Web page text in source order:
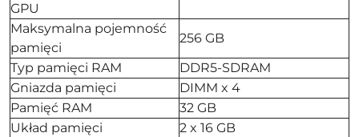
GPU
Maksymalna pojemność
pamięci
256 GB
Typ pamięci RAM
DDR5-SDRAM
Gniazda pamięci
DIMM x 4
Pamięć RAM
32 GB
Układ pamięci
2 x 16 GB